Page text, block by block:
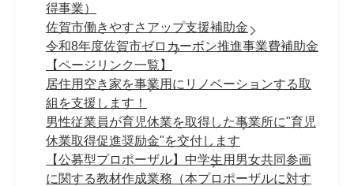
得事業）
佐賀市働きやすさアップ支援補助金
令和8年度佐賀市ゼロカーボン推進事業費補助金
【ページリンク一覧】
居住用空き家を事業用にリノベーションする取
組を支援します！
男性従業員が育児休業を取得した事業所に"育児
休業取得促進奨励金"を交付します
【公募型プロポーザル】中学生用男女共同参画
に関する教材作成業務（本プロポーザルに対す